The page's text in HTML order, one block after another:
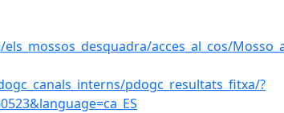
acces_al_cos/
pdogc_resultats_fitxa/?